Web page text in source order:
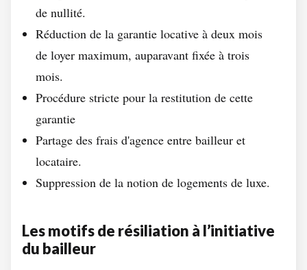
de nullité.
Réduction de la garantie locative à deux mois
de loyer maximum, auparavant fixée à trois
mois.
Procédure stricte pour la restitution de cette
garantie
Partage des frais d'agence entre bailleur et
locataire.
Suppression de la notion de logements de luxe.
Les motifs de résiliation à l’initiative
du bailleur